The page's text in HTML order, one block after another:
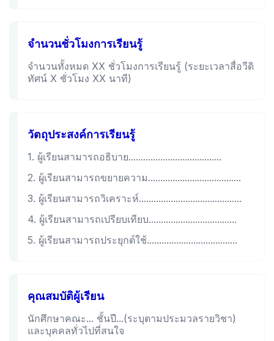
จำนวนชั่วโมงการเรียนรู้
จำนวนทั้งหมด XX ชั่วโมงการเรียนรู้ (ระยะเวลาสื่อวีดิ
ทัศน์ X ชั่วโมง XX นาที)
วัตถุประสงค์การเรียนรู้
1. ผู้เรียนสามารถอธิบาย......................................
2. ผู้เรียนสามารถขยายความ......................................
3. ผู้เรียนสามารถวิเคราะห์..........................................
4. ผู้เรียนสามารถเปรียบเทียบ....................................
5. ผู้เรียนสามารถประยุกต์ใช้.....................................
คุณสมบัติผู้เรียน
นักศึกษาคณะ... ชั้นปี...(ระบุตามประมวลรายวิชา)
และบุคคลทั่วไปที่สนใจ